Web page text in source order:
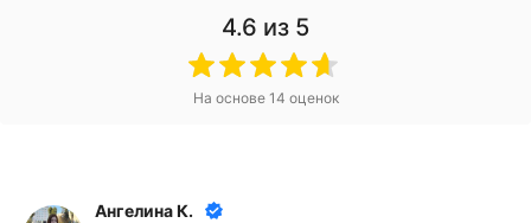
4.6 из 5
На основе 14 оценок
Ангелина К.